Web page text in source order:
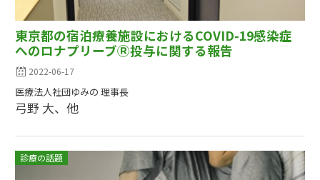
東京都の宿泊療養施設におけるCOVID-19感染症
へのロナプリーブⓇ投与に関する報告
2022-06-17
医療法人社団ゆみの 理事長
弓野 大、他
診療の話題